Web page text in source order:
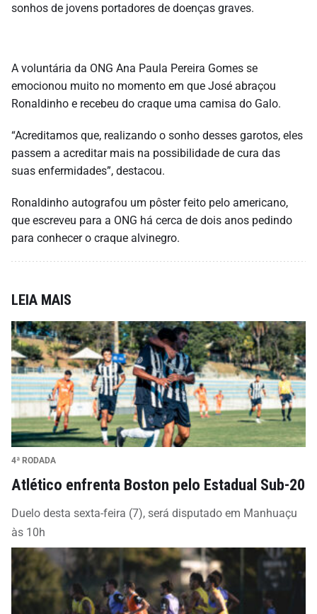
sonhos de jovens portadores de doenças graves.
A voluntária da ONG Ana Paula Pereira Gomes se
emocionou muito no momento em que José abraçou
Ronaldinho e recebeu do craque uma camisa do Galo.
“Acreditamos que, realizando o sonho desses garotos, eles
passem a acreditar mais na possibilidade de cura das
suas enfermidades”, destacou.
Ronaldinho autografou um pôster feito pelo americano,
que escreveu para a ONG há cerca de dois anos pedindo
para conhecer o craque alvinegro.
LEIA MAIS
4ª RODADA
Atlético enfrenta Boston pelo Estadual Sub-20
Duelo desta sexta-feira (7), será disputado em Manhuaçu
às 10h